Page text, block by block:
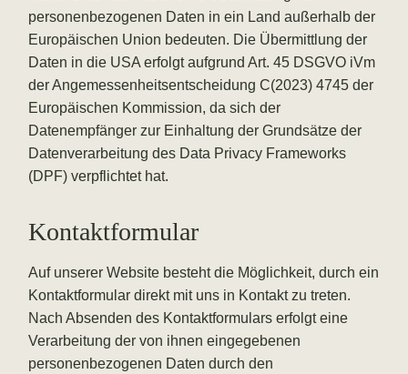
personenbezogenen Daten in ein Land außerhalb der
Europäischen Union bedeuten. Die Übermittlung der
Daten in die USA erfolgt aufgrund Art. 45 DSGVO iVm
der Angemessenheitsentscheidung C(2023) 4745 der
Europäischen Kommission, da sich der
Datenempfänger zur Einhaltung der Grundsätze der
Datenverarbeitung des Data Privacy Frameworks
(DPF) verpflichtet hat.
Kontaktformular
Auf unserer Website besteht die Möglichkeit, durch ein
Kontaktformular direkt mit uns in Kontakt zu treten.
Nach Absenden des Kontaktformulars erfolgt eine
Verarbeitung der von ihnen eingegebenen
personenbezogenen Daten durch den